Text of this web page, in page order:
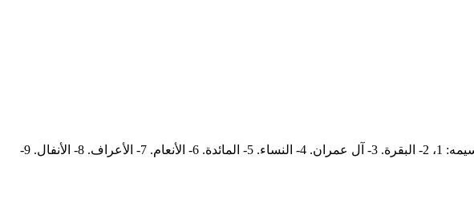
• تحزيب القرآن على شهر (تسعة وعشرين يوما) باعتبار السور، لا باعتبار الأجزاء وهو مما اجتهد ابن تيمية في تقسيمه: 1، 2- البقرة. 3- آل عمران. 4- النساء. 5- المائدة. 6- الأنعام. 7- الأعراف. 8- الأنفال. 9-